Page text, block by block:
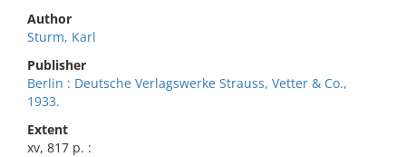
Author
Sturm, Karl
Publisher
Berlin : Deutsche Verlagswerke Strauss, Vetter & Co.,
1933.
Extent
xv, 817 p. :